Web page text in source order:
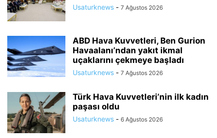
Usaturknews - 7 Ağustos 2026
ABD Hava Kuvvetleri, Ben Gurion
Havaalanı’ndan yakıt ikmal
uçaklarını çekmeye başladı
Usaturknews - 7 Ağustos 2026
Türk Hava Kuvvetleri’nin ilk kadın
paşası oldu
Usaturknews - 6 Ağustos 2026